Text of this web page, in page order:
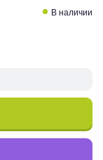
В наличии